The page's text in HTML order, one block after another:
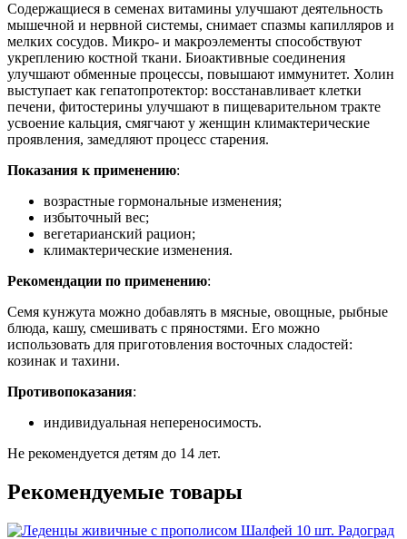
Содержащиеся в семенах витамины улучшают деятельность
мышечной и нервной системы, снимает спазмы капилляров и
мелких сосудов. Микро- и макроэлементы способствуют
укреплению костной ткани. Биоактивные соединения
улучшают обменные процессы, повышают иммунитет. Холин
выступает как гепатопротектор: восстанавливает клетки
печени, фитостерины улучшают в пищеварительном тракте
усвоение кальция, смягчают у женщин климактерические
проявления, замедляют процесс старения.
Показания к применению:
возрастные гормональные изменения;
избыточный вес;
вегетарианский рацион;
климактерические изменения.
Рекомендации по применению:
Семя кунжута можно добавлять в мясные, овощные, рыбные
блюда, кашу, смешивать с пряностями. Его можно
использовать для приготовления восточных сладостей:
козинак и тахини.
Противопоказания:
индивидуальная непереносимость.
Не рекомендуется детям до 14 лет.
Рекомендуемые товары